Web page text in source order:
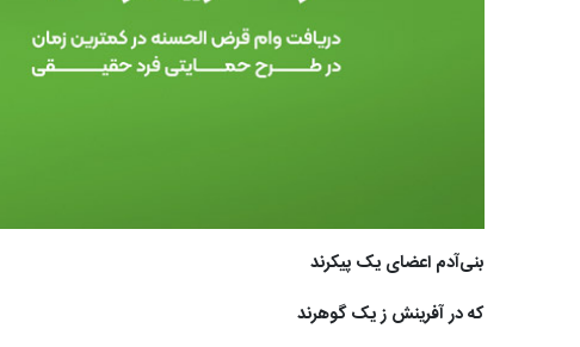
بنی‌آدم اعضای یک پیکرند
که در آفرینش ز یک گوهرند